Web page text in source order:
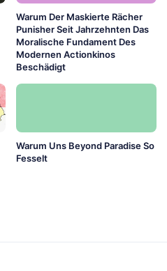
Warum Der Maskierte Rächer
Punisher Seit Jahrzehnten Das
Moralische Fundament Des
Modernen Actionkinos
Beschädigt
Warum Uns Beyond Paradise So
Fesselt